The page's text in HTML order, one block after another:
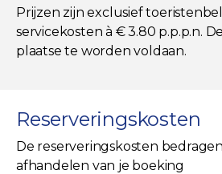
Prijzen zijn exclusief
servicekosten à € 3.80 p.p.p.n.
plaatse te worden voldaan.
Reserveringskosten
De reserveringskosten
afhandelen van je boeking